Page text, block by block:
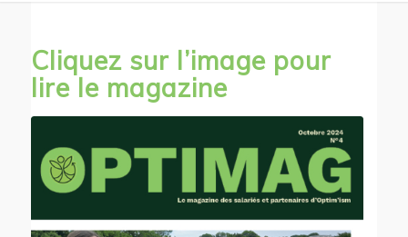
Cliquez sur l’image pour
lire le magazine